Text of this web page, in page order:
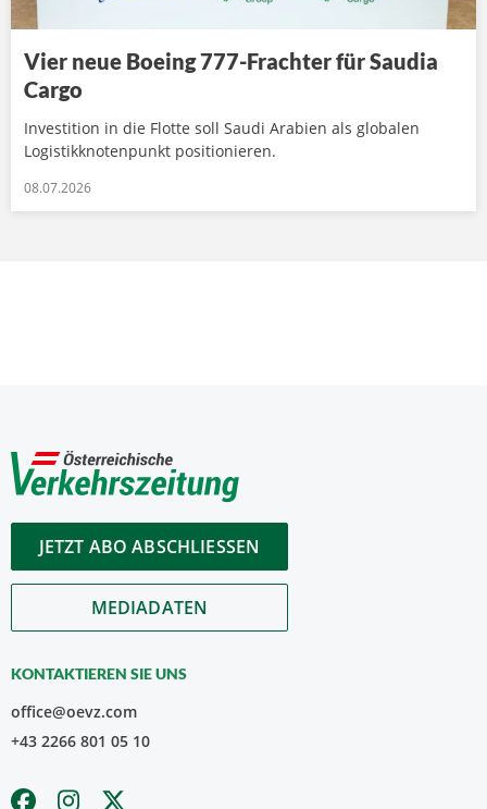
Vier neue Boeing 777-Frachter für Saudia
Cargo
Investition in die Flotte soll Saudi Arabien als globalen
Logistikknotenpunkt positionieren.
08.07.2026
JETZT ABO ABSCHLIESSEN
MEDIADATEN
KONTAKTIEREN SIE UNS
office@oevz.com
+43 2266 801 05 10